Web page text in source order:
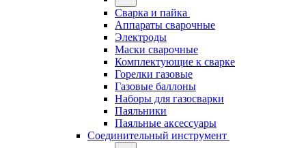
Сварка и пайка
Аппараты сварочные
Электроды
Маски сварочные
Комплектующие к сварке
Горелки газовые
Газовые баллоны
Наборы для газосварки
Паяльники
Паяльные аксессуары
Соединительный инструмент